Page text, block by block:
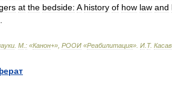
at the bedside: A history of how law and
М : «Канон+», РООИ «Реабилитация» И Т.